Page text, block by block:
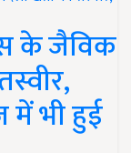
के जैविक
भी हुई